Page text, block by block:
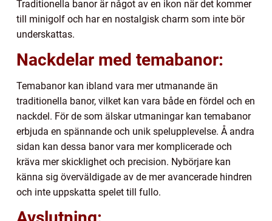
Traditionella banor är något av en ikon när det kommer
till minigolf och har en nostalgisk charm som inte bör
underskattas.
Nackdelar med temabanor:
Temabanor kan ibland vara mer utmanande än
traditionella banor, vilket kan vara både en fördel och en
nackdel. För de som älskar utmaningar kan temabanor
erbjuda en spännande och unik spelupplevelse. Å andra
sidan kan dessa banor vara mer komplicerade och
kräva mer skicklighet och precision. Nybörjare kan
känna sig överväldigade av de mer avancerade hindren
och inte uppskatta spelet till fullo.